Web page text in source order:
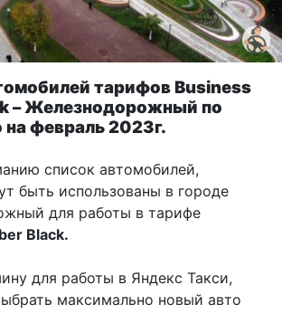
тарифов Business
– Железнодорожный по
февраль 2023г.
список автомобилей,
быть использованы в городе
для работы в тарифе
Black.
для работы в Яндекс Такси,
максимально новый авто